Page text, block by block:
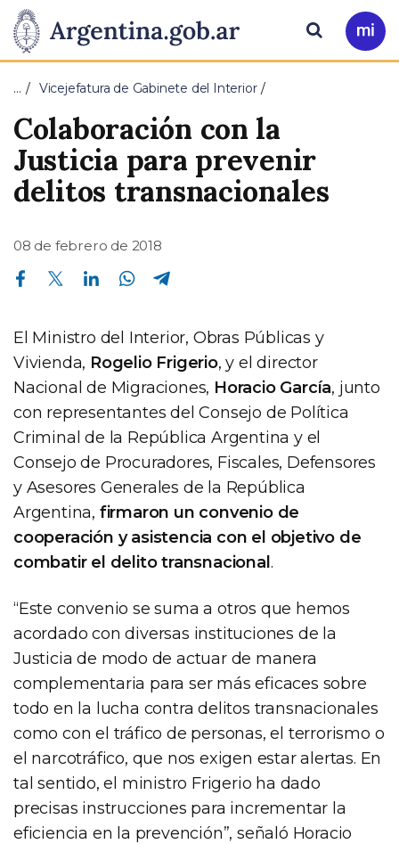
Presidencia
de
la
Nación
Pasar al contenido principal
Ir
a
Buscar
… Vicejefatura de Gabinete del Interior
Colaboración con la
Justicia para prevenir
delitos transnacionales
08 de febrero de 2018
Compartir en Facebook Compartir en Twitter Compartir en Linkedin Compartir en Whatsapp
El Ministro del Interior, Obras Públicas y
Vivienda, Rogelio Frigerio, y el director
Nacional de Migraciones, Horacio García, junto
con representantes del Consejo de Política
Criminal de la República Argentina y el
Consejo de Procuradores, Fiscales, Defensores
y Asesores Generales de la República
Argentina, firmaron un convenio de
cooperación y asistencia con el objetivo de
combatir el delito transnacional .
“Este convenio se suma a otros que hemos
acordado con diversas instituciones de la
Justicia de modo de actuar de manera
complementaria para ser más eficaces sobre
todo en la lucha contra delitos transnacionales
como con el tráfico de personas, el terrorismo o
el narcotráfico, que nos exigen estar alertas. En
tal sentido, el ministro Frigerio ha dado
precisas instrucciones para incrementar la
eficiencia en la prevención”, señaló Horacio